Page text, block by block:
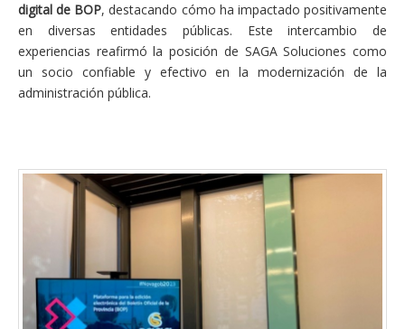
digital de BOP, destacando cómo ha impactado positivamente
en diversas entidades públicas. Este intercambio de
experiencias reafirmó la posición de SAGA Soluciones como
un socio confiable y efectivo en la modernización de la
administración pública.